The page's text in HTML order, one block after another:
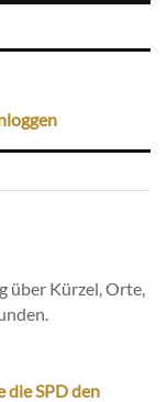
über Kürzel, Orte,
die SPD den